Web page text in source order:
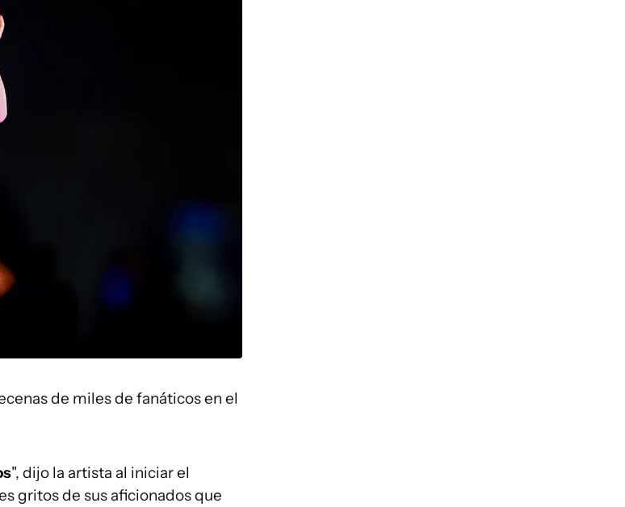
de miles de fanáticos en el
", dijo la artista al iniciar el
gritos de sus aficionados que